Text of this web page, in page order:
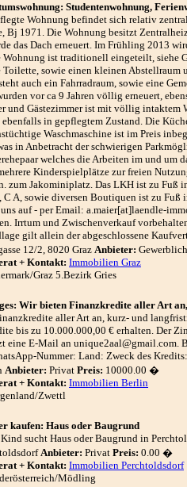
Studentenwohnung,
Wohnung befindet sich relativ
Bj 1971. Die Wohnung besitzt
das Dach erneuert. Im Frühling 2013
Wohnung ist traditionell eingeteilt, siehe
Toilette, sowie einen kleinen
auch ein Fahrradraum, sowie eine
vor ca 9 Jahren völlig erneuert,
und Gästezimmer ist mit völlig intaktem
ebenfalls in gepflegtem Zustand. Die
Waschmaschine ist im Preis
in Anbetracht der schwierigen
welches die Arbeiten im und
Kinderspielplätze zur freien
zum Jakominiplatz. Das LKH ist zu Fuß
A, sowie diversen Boutiquen ist zu Fuß
auf - per Email: a.maier[at]laendle-
Irrtum und Zwischenverkauf
gilt allein der abgeschlossene
12/2, 8020 Graz Anbieter: Gewerblich
+ Kontakt: Immobilien Graz
Graz 5.Bezirk Gries
Wir bieten Finanzkredite aller Art
aller Art an, kurz- und
bis zu 10.000.000,00 € erhalten. Der
eine E-Mail an unique2aal@gmail.com.
Nummer: Land: Zweck des
Anbieter: Privat Preis: 10000.00 �
+ Kontakt: Immobilien Berlin
Zwettl
kaufen: Haus oder Baugrund
sucht Haus oder Baugrund in
Anbieter: Privat Preis: 0.00 �
+ Kontakt: Immobilien Perchtoldsdorf
Mödling